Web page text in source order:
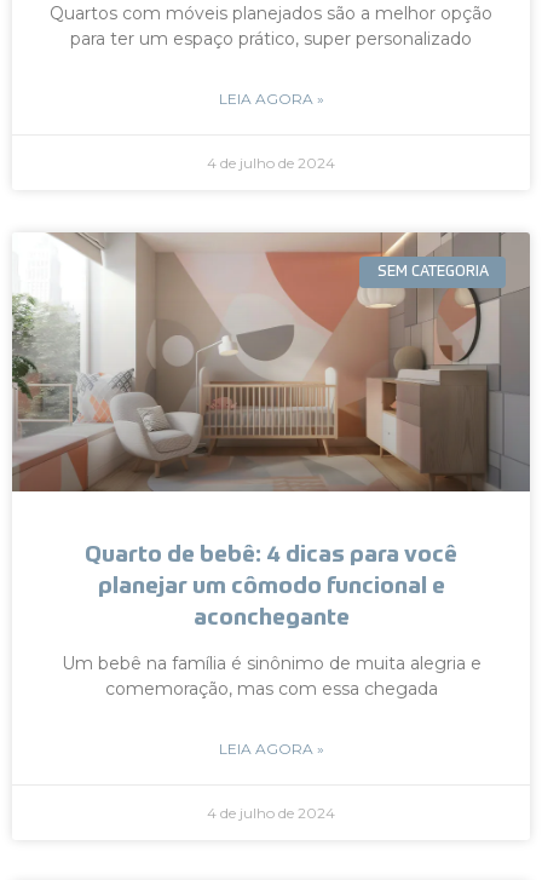
Quartos com móveis planejados são a melhor opção
para ter um espaço prático, super personalizado
LEIA AGORA »
4 de julho de 2024
SEM CATEGORIA
Quarto de bebê: 4 dicas para você
planejar um cômodo funcional e
aconchegante
Um bebê na família é sinônimo de muita alegria e
comemoração, mas com essa chegada
LEIA AGORA »
4 de julho de 2024